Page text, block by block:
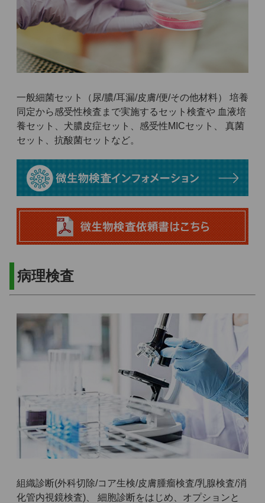
一般細菌セット（尿/膿/耳漏/皮膚/便/その他材料） 培養
同定から感受性検査まで実施するセット検査や 血液培
養セット、犬膿皮症セット、感受性MICセット、 真菌
セット、抗酸菌セットなど。
病理検査
組織診断(外科切除/コア生検/皮膚腫瘤検査/乳腺検査/消
化管内視鏡検査)、 細胞診断をはじめ、オプションと